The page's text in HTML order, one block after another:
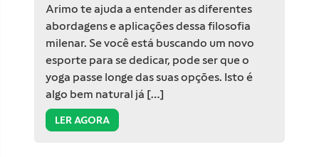
Arimo te ajuda a entender as diferentes
abordagens e aplicações dessa filosofia
milenar. Se você está buscando um novo
esporte para se dedicar, pode ser que o
yoga passe longe das suas opções. Isto é
algo bem natural já […]
LER AGORA